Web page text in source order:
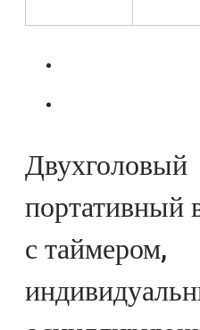
Двухголовый
портативный
с таймером,